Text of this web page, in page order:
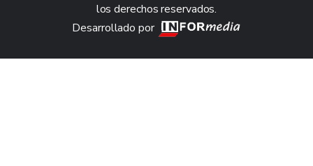
los derechos reservados.
Desarrollado por